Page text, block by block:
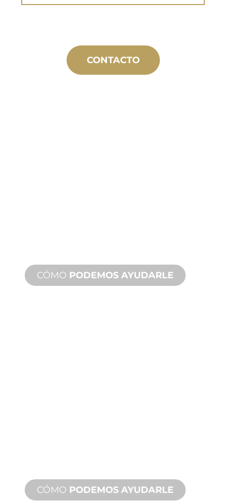
CONTACTO
CÓMO PODEMOS AYUDARLE
CÓMO PODEMOS AYUDARLE